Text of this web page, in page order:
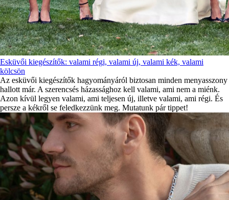
Esküvői kiegészítők: valami régi, valami új, valami kék, valami
kölcsön
Az esküvői kiegészítők hagyományáról biztosan minden menyasszony
hallott már. A szerencsés házassághoz kell valami, ami nem a miénk.
Azon kívül legyen valami, ami teljesen új, illetve valami, ami régi. És
persze a kékről se feledkezzünk meg. Mutatunk pár tippet!